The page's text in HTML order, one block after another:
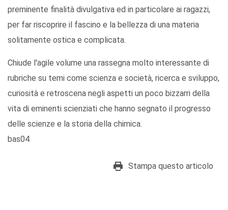
preminente ﬁnalità divulgativa ed in particolare ai ragazzi,
per far riscoprire il fascino e la bellezza di una materia
solitamente ostica e complicata.
Chiude l'agile volume una rassegna molto interessante di
rubriche su temi come scienza e società, ricerca e sviluppo,
curiosità e retroscena negli aspetti un poco bizzarri della
vita di eminenti scienziati che hanno segnato il progresso
delle scienze e la storia della chimica.
bas04
Stampa questo articolo